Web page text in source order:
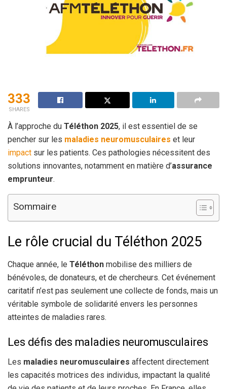
333
SHARES
À l’approche du Téléthon 2025, il est essentiel de se
pencher sur les maladies neuromusculaires et leur
impact sur les patients. Ces pathologies nécessitent des
solutions innovantes, notamment en matière d’assurance
emprunteur.
Sommaire
Le rôle crucial du Téléthon 2025
Chaque année, le Téléthon mobilise des milliers de
bénévoles, de donateurs, et de chercheurs. Cet événement
caritatif n’est pas seulement une collecte de fonds, mais un
véritable symbole de solidarité envers les personnes
atteintes de maladies rares.
Les défis des maladies neuromusculaires
Les maladies neuromusculaires affectent directement
les capacités motrices des individus, impactant la qualité